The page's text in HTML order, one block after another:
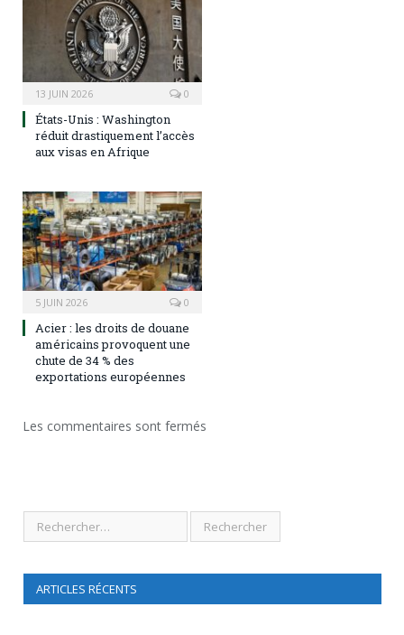
13 JUIN 2026 0
États-Unis : Washington
réduit drastiquement l’accès
aux visas en Afrique
5 JUIN 2026 0
Acier : les droits de douane
américains provoquent une
chute de 34 % des
exportations européennes
Les commentaires sont fermés
ARTICLES RÉCENTS